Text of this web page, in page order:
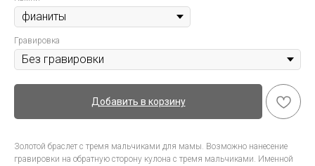
Гравировка
Добавить в корзину
Золотой браслет с тремя мальчиками для мамы. Возможно нанесение
гравировки на обратную сторону кулона с тремя мальчиками. Именной